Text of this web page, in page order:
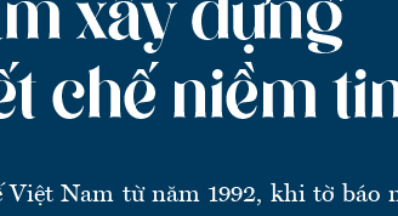
Nam từ năm 1992, khi tờ báo